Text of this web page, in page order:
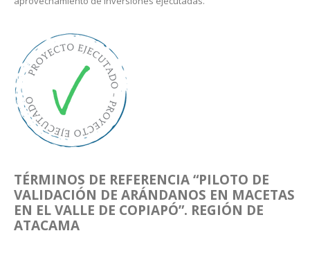
TÉRMINOS DE REFERENCIA“PILOTO DE
VALIDACIÓN DE ARÁNDANOS EN MACETAS
EN EL VALLE DE COPIAPÓ”. REGIÓN DE
ATACAMA